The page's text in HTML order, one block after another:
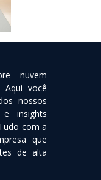
nuvem
Aqui você
nossos
insights
com a
que
de alta